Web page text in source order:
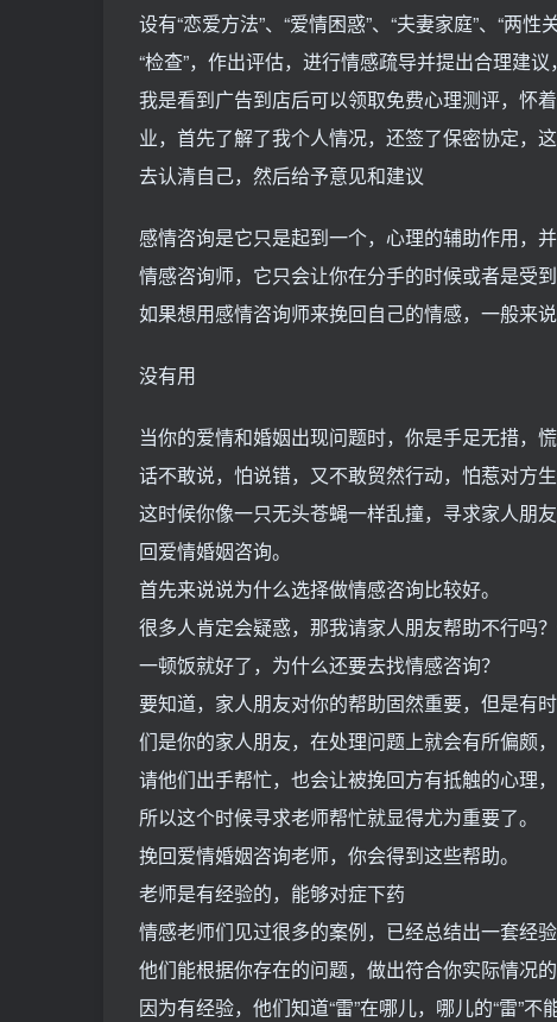
设有“恋爱方法”、“爱情困惑”、“夫妻家庭”、“两
“检查”，作出评估，进行情感疏导并提出合理建议
我是看到广告到店后可以领取免费心理测评，怀
业，首先了解了我个人情况，还签了保密协定，
去认清自己，然后给予意见和建议
感情咨询是它只是起到一个，心理的辅助作用，
情感咨询师，它只会让你在分手的时候或者是受
如果想用感情咨询师来挽回自己的情感，一般来说
没有用
当你的爱情和婚姻出现问题时，你是手足无措，
话不敢说，怕说错，又不敢贸然行动，怕惹对方生
这时候你像一只无头苍蝇一样乱撞，寻求家人朋
回爱情婚姻咨询。
首先来说说为什么选择做情感咨询比较好。
很多人肯定会疑惑，那我请家人朋友帮助不行吗
一顿饭就好了，为什么还要去找情感咨询？
要知道，家人朋友对你的帮助固然重要，但是有
们是你的家人朋友，在处理问题上就会有所偏颇
请他们出手帮忙，也会让被挽回方有抵触的心理
所以这个时候寻求老师帮忙就显得尤为重要了。
挽回爱情婚姻咨询老师，你会得到这些帮助。
老师是有经验的，能够对症下药
情感老师们见过很多的案例，已经总结出一套经验
他们能根据你存在的问题，做出符合你实际情况的
因为有经验，他们知道“雷”在哪儿，哪儿的“雷”不